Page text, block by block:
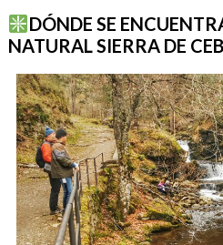
DÓNDE SE
NATURAL SIERRA DE